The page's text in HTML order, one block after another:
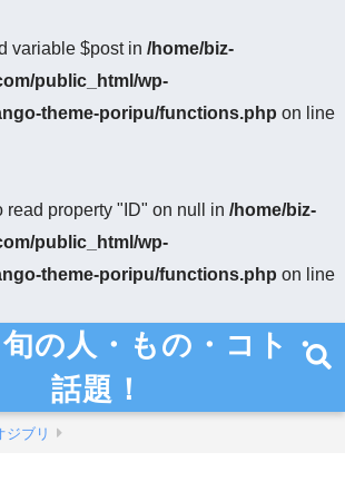
variable $post in /home/biz-
public_html/wp-
theme-poripu/functions.php on line
read property "ID" on null in /home/biz-
public_html/wp-
theme-poripu/functions.php on line
の人・もの・コト・
話題！
ジブリ